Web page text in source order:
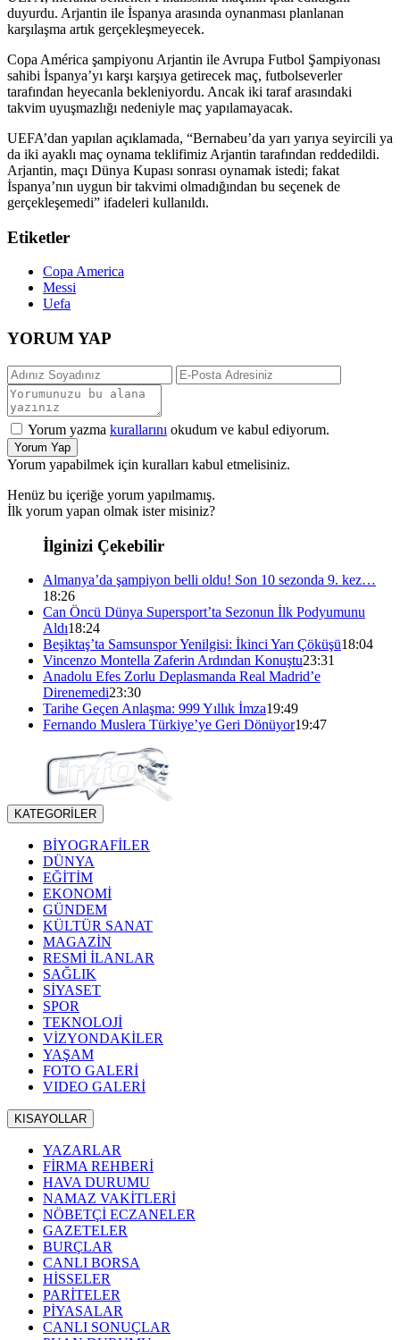
duyurdu. Arjantin ile İspanya arasında oynanması planlanan
karşılaşma artık gerçekleşmeyecek.
Copa América şampiyonu Arjantin ile Avrupa Futbol Şampiyonası
sahibi İspanya’yı karşı karşıya getirecek maç, futbolseverler
tarafından heyecanla bekleniyordu. Ancak iki taraf arasındaki
takvim uyuşmazlığı nedeniyle maç yapılamayacak.
UEFA’dan yapılan açıklamada, “Bernabeu’da yarı yarıya seyircili ya
da iki ayaklı maç oynama teklifimiz Arjantin tarafından reddedildi.
Arjantin, maçı Dünya Kupası sonrası oynamak istedi; fakat
İspanya’nın uygun bir takvimi olmadığından bu seçenek de
gerçekleşemedi” ifadeleri kullanıldı.
Etiketler
Copa America
Messi
Uefa
YORUM YAP
Yorum yazma kurallarını okudum ve kabul ediyorum.
Yorum Yap
Yorum yapabilmek için kuralları kabul etmelisiniz.
Henüz bu içeriğe yorum yapılmamış.
İlk yorum yapan olmak ister misiniz?
İlginizi Çekebilir
Almanya’da şampiyon belli oldu! Son 10 sezonda 9. kez…
18:26
Can Öncü Dünya Supersport’ta Sezonun İlk Podyumunu
Aldı18:24
Beşiktaş’ta Samsunspor Yenilgisi: İkinci Yarı Çöküşü18:04
Vincenzo Montella Zaferin Ardından Konuştu23:31
Anadolu Efes Zorlu Deplasmanda Real Madrid’e
Direnemedi23:30
Tarihe Geçen Anlaşma: 999 Yıllık İmza19:49
Fernando Muslera Türkiye’ye Geri Dönüyor19:47
KATEGORİLER
BİYOGRAFİLER
DÜNYA
EĞİTİM
EKONOMİ
GÜNDEM
KÜLTÜR SANAT
MAGAZİN
RESMİ İLANLAR
SAĞLIK
SİYASET
SPOR
TEKNOLOJİ
VİZYONDAKİLER
YAŞAM
FOTO GALERİ
VIDEO GALERİ
KISAYOLLAR
YAZARLAR
FİRMA REHBERİ
HAVA DURUMU
NAMAZ VAKİTLERİ
NÖBETÇİ ECZANELER
GAZETELER
BURÇLAR
CANLI BORSA
HİSSELER
PARİTELER
PİYASALAR
CANLI SONUÇLAR